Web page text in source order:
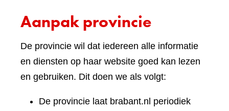
Aanpak provincie
De provincie wil dat iedereen alle informatie
en diensten op haar website goed kan lezen
en gebruiken. Dit doen we als volgt:
De provincie laat brabant.nl periodiek